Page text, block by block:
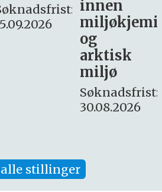
søker
– fast
Søknadsfrist:
16. august.
stillinger